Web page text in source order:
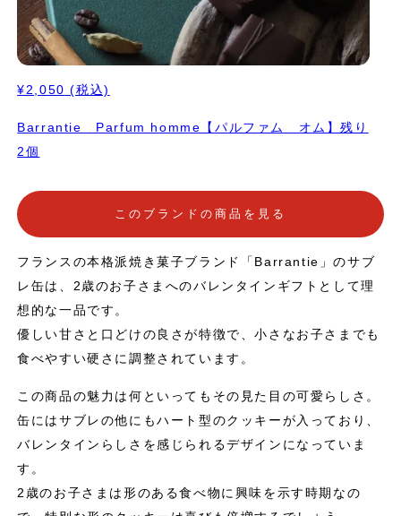
¥2,050 (税込)
Barrantie Parfum homme【パルファム オム】残り
2個
このブランドの商品を見る
フランスの本格派焼き菓子ブランド「Barrantie」のサブ
レ缶は、2歳のお子さまへのバレンタインギフトとして理
想的な一品です。
優しい甘さと口どけの良さが特徴で、小さなお子さまでも
食べやすい硬さに調整されています。
この商品の魅力は何といってもその見た目の可愛らしさ。
缶にはサブレの他にもハート型のクッキーが入っており、
バレンタインらしさを感じられるデザインになっていま
す。
2歳のお子さまは形のある食べ物に興味を示す時期なの